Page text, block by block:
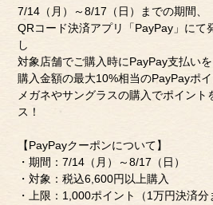
7/14（月）～8/17（日）までの期間、
QRコード決済アプリ「PayPay」にて
し
対象店舗でご購入時にPayPay支払い
購入金額の最大10%相当のPayPayポイ
メガネやサングラスの購入でポイント
ス！
【PayPayクーポンについて】
・期間：7/14（月）～8/17（日）
・対象：税込6,600円以上購入
・上限：1,000ポイント（1万円決済分